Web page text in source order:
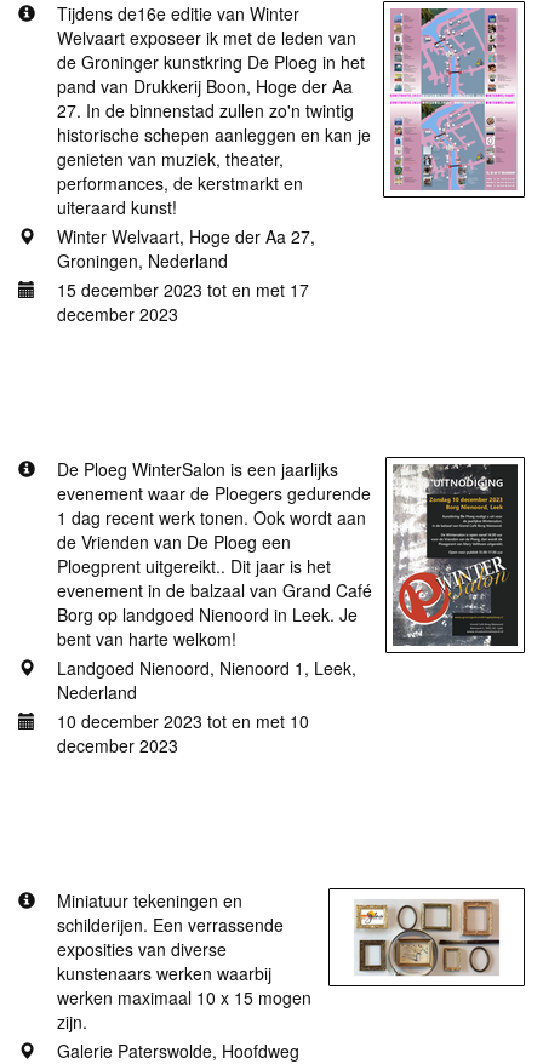
Tijdens de16e editie van Winter
Welvaart exposeer ik met de leden van
de Groninger kunstkring De Ploeg in het
pand van Drukkerij Boon, Hoge der Aa
27. In de binnenstad zullen zo'n twintig
historische schepen aanleggen en kan je
genieten van muziek, theater,
performances, de kerstmarkt en
uiteraard kunst!
Winter Welvaart, Hoge der Aa 27,
Groningen, Nederland
15 december 2023 tot en met 17
december 2023
De Ploeg WinterSalon is een jaarlijks
evenement waar de Ploegers gedurende
1 dag recent werk tonen. Ook wordt aan
de Vrienden van De Ploeg een
Ploegprent uitgereikt.. Dit jaar is het
evenement in de balzaal van Grand Café
Borg op landgoed Nienoord in Leek. Je
bent van harte welkom!
Landgoed Nienoord, Nienoord 1, Leek,
Nederland
10 december 2023 tot en met 10
december 2023
Miniatuur tekeningen en
schilderijen. Een verrassende
exposities van diverse
kunstenaars werken waarbij
werken maximaal 10 x 15 mogen
zijn.
Galerie Paterswolde, Hoofdweg